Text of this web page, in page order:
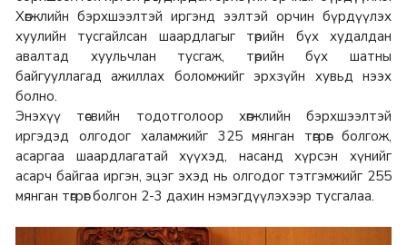
Хөгжлийн бэрхшээлтэй иргэнд ээлтэй орчин бүрдүүлэх
хуулийн тусгайлсан шаардлагыг төрийн бүх худалдан
авалтад хуульчлан тусгаж, төрийн бүх шатны
байгууллагад ажиллах боломжийг эрхзүйн хувьд нээх
болно.
Энэхүү төсвийн тодотголоор хөгжлийн бэрхшээлтэй
иргэдэд олгодог халамжийг 325 мянган төгрөг болгож,
асаргаа шаардлагатай хүүхэд, насанд хүрсэн хүнийг
асарч байгаа иргэн, эцэг эхэд нь олгодог тэтгэмжийг 255
мянган төгрөг болгон 2-3 дахин нэмэгдүүлэхээр тусгалаа.